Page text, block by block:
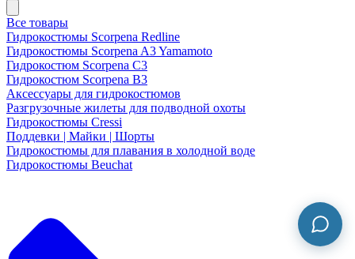
Все товары
Гидрокостюмы Scorpena Redline
Гидрокостюмы Scorpena A3 Yamamoto
Гидрокостюм Scorpena C3
Гидрокостюм Scorpena B3
Аксессуары для гидрокостюмов
Разгрузочные жилеты для подводной охоты
Гидрокостюмы Cressi
Поддевки | Майки | Шорты
Гидрокостюмы для плавания в холодной воде
Гидрокостюмы Beuchat